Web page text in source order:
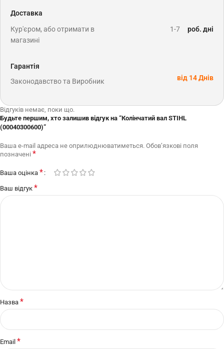
Доставка
Кур'єром, або отримати в
магазині
1-7 роб. дні
Гарантія
Законодавство та Виробник
від 14 Днів
Відгуків немає, поки що.
Будьте першим, хто залишив відгук на “Колінчатий вал STIHL
(00040300600)”
Ваша e-mail адреса не оприлюднюватиметься. Обов’язкові поля
позначені *
Ваша оцінка *
Ваш відгук *
Назва *
Email *